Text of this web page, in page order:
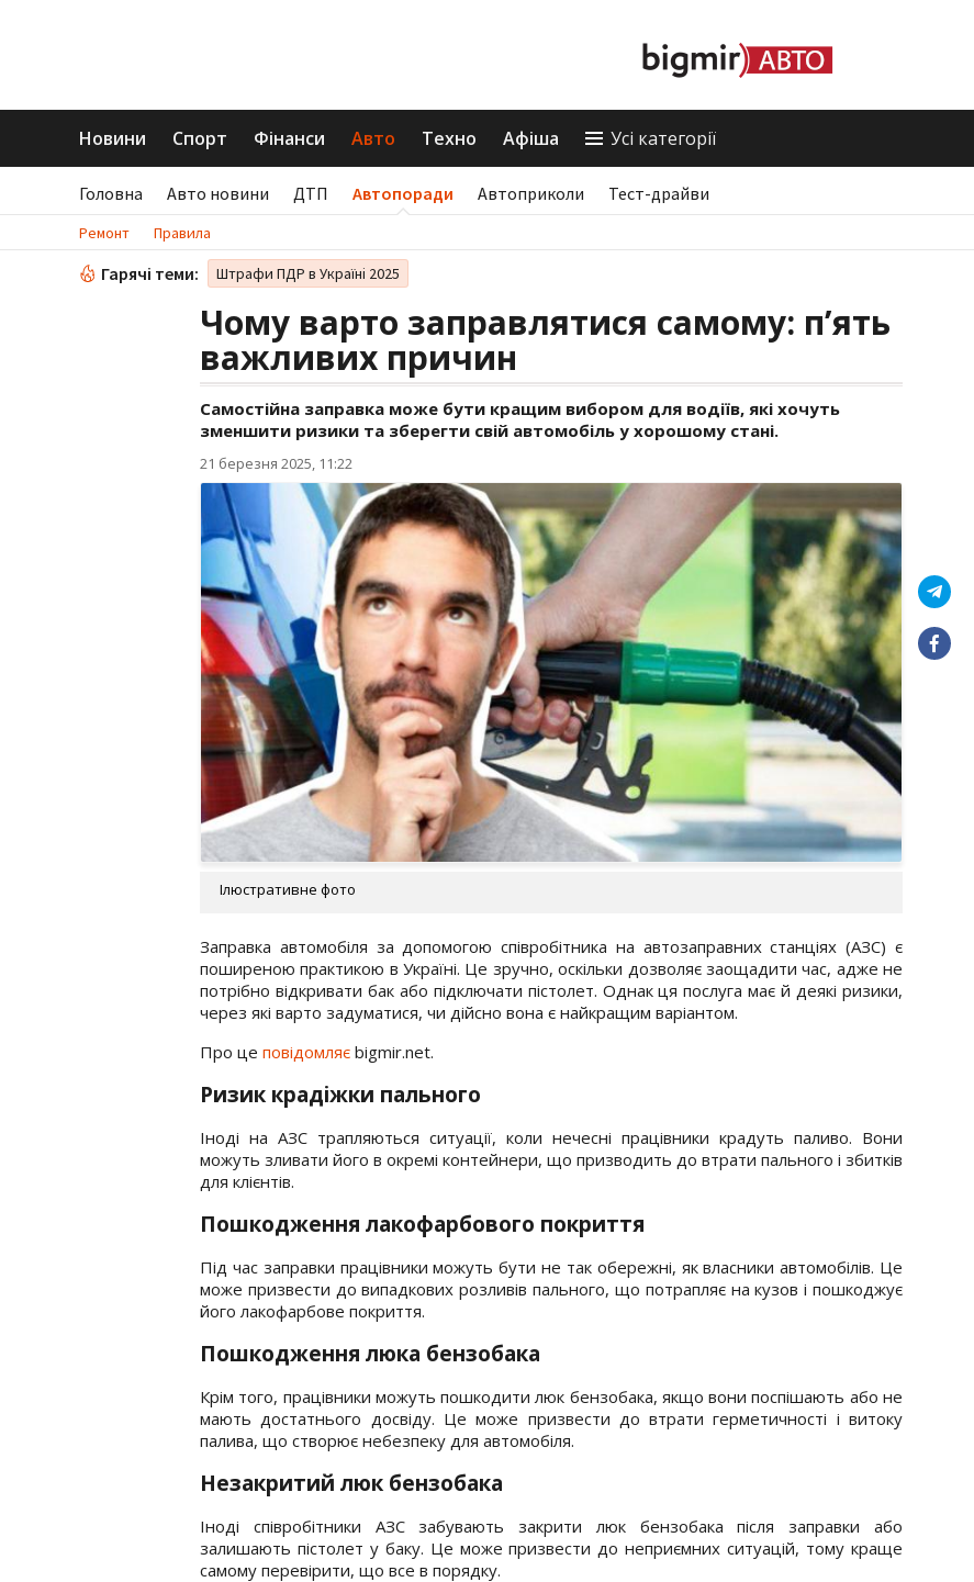
Новини Спорт Фінанси Авто Техно Афіша Усі категорії
Головна Авто новини ДТП Автопоради Автоприколи Тест-драйви
Ремонт Правила
Гарячі теми: Штрафи ПДР в Україні 2025
Чому варто заправлятися самому: п’ять
важливих причин
Самостійна заправка може бути кращим вибором для водіїв, які хочуть
зменшити ризики та зберегти свій автомобіль у хорошому стані.
21 березня 2025, 11:22
Ілюстративне фото
Заправка автомобіля за допомогою співробітника на автозаправних станціях (АЗС) є
поширеною практикою в Україні. Це зручно, оскільки дозволяє заощадити час, адже не
потрібно відкривати бак або підключати пістолет. Однак ця послуга має й деякі ризики,
через які варто задуматися, чи дійсно вона є найкращим варіантом.
Про це повідомляє bigmir.net.
Ризик крадіжки пального
Іноді на АЗС трапляються ситуації, коли нечесні працівники крадуть паливо. Вони
можуть зливати його в окремі контейнери, що призводить до втрати пального і збитків
для клієнтів.
Пошкодження лакофарбового покриття
Під час заправки працівники можуть бути не так обережні, як власники автомобілів. Це
може призвести до випадкових розливів пального, що потрапляє на кузов і пошкоджує
його лакофарбове покриття.
Пошкодження люка бензобака
Крім того, працівники можуть пошкодити люк бензобака, якщо вони поспішають або не
мають достатнього досвіду. Це може призвести до втрати герметичності і витоку
палива, що створює небезпеку для автомобіля.
Незакритий люк бензобака
Іноді співробітники АЗС забувають закрити люк бензобака після заправки або
залишають пістолет у баку. Це може призвести до неприємних ситуацій, тому краще
самому перевірити, що все в порядку.